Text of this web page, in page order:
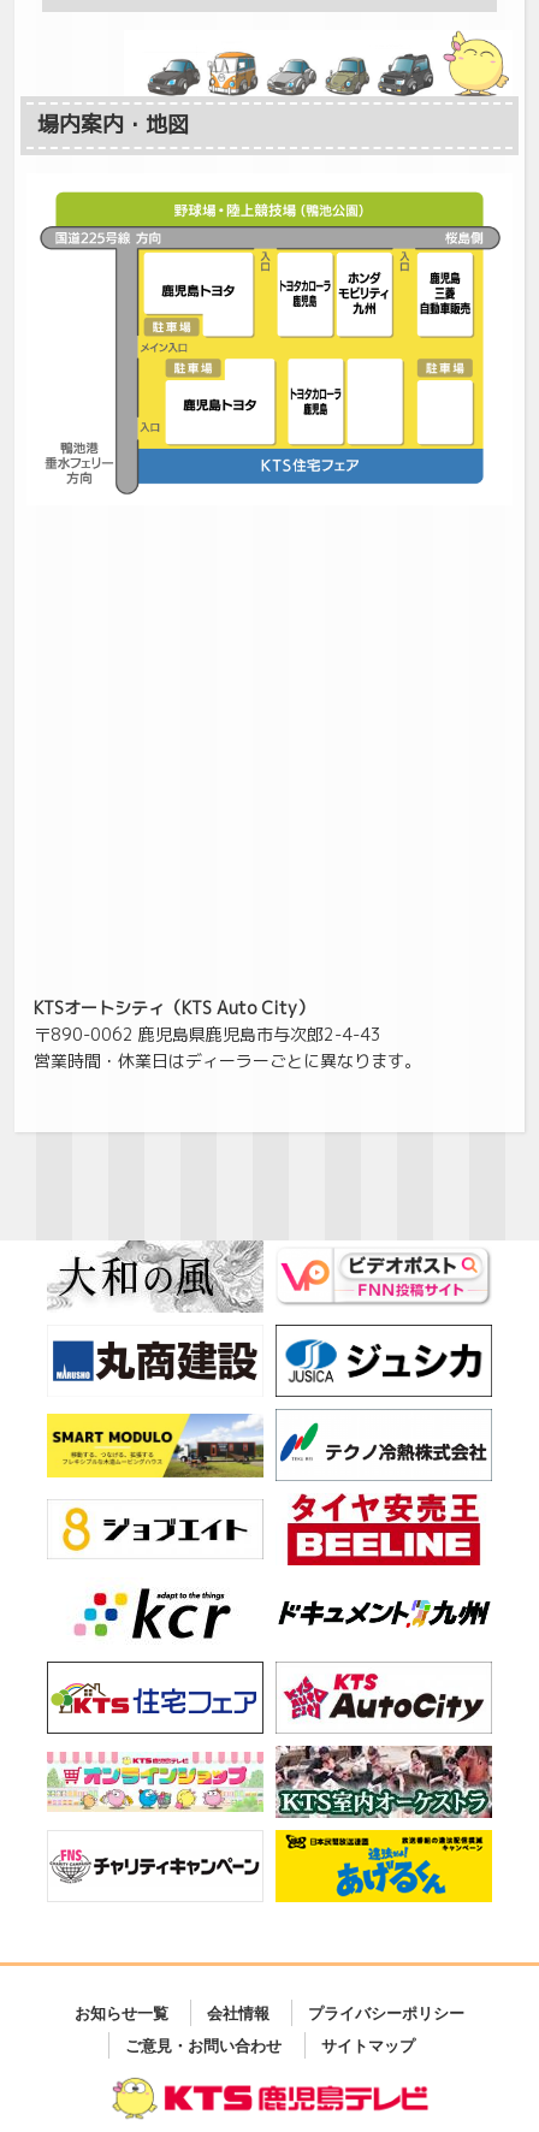
場内案内・地図
KTSオートシティ（KTS Auto City）
〒890-0062 鹿児島県鹿児島市与次郎2-4-43
営業時間・休業日はディーラーごとに異なります。
お知らせ一覧 会社情報
プライバシーポリシー
ご意見・お問い合わせ
サイトマップ